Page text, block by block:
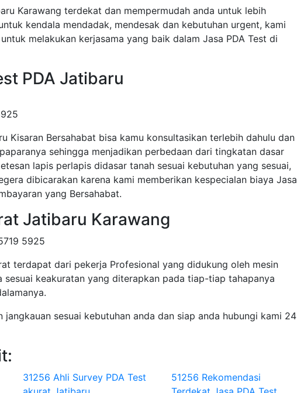
Karawang terdekat dan mempermudah anda untuk lebih
kendala mendadak, mendesak dan kebutuhan urgent, kami
melakukan kerjasama yang baik dalam Jasa PDA Test di
PDA Jatibaru
Kisaran Bersahabat bisa kamu konsultasikan terlebih dahulu dan
sehingga menjadikan perbedaan dari tingkatan dasar
lapis perlapis didasar tanah sesuai kebutuhan yang sesuai,
dibicarakan karena kami memberikan kespecialan biaya Jasa
yang Bersahabat.
Jatibaru Karawang
5925
terdapat dari pekerja Profesional yang didukung oleh mesin
sesuai keakuratan yang diterapkan pada tiap-tiap tahapanya
jangkauan sesuai kebutuhan anda dan siap anda hubungi kami 24
31256 Ahli Survey PDA Test
51256 Rekomendasi